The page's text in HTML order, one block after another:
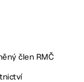
člen RMČ